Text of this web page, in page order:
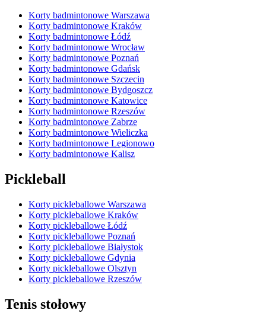
Korty badmintonowe Warszawa
Korty badmintonowe Kraków
Korty badmintonowe Łódź
Korty badmintonowe Wrocław
Korty badmintonowe Poznań
Korty badmintonowe Gdańsk
Korty badmintonowe Szczecin
Korty badmintonowe Bydgoszcz
Korty badmintonowe Katowice
Korty badmintonowe Rzeszów
Korty badmintonowe Zabrze
Korty badmintonowe Wieliczka
Korty badmintonowe Legionowo
Korty badmintonowe Kalisz
Pickleball
Korty pickleballowe Warszawa
Korty pickleballowe Kraków
Korty pickleballowe Łódź
Korty pickleballowe Poznań
Korty pickleballowe Białystok
Korty pickleballowe Gdynia
Korty pickleballowe Olsztyn
Korty pickleballowe Rzeszów
Tenis stołowy